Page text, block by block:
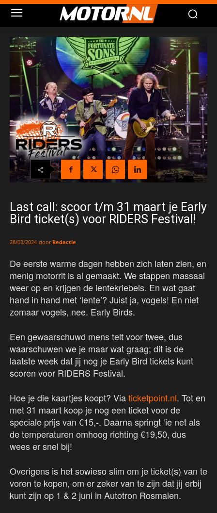
Last call: scoor t/m 31 maart je Early
Bird ticket(s) voor RIDERS Festival!
28/03/2024 door Redactie
De eerste warme dagen hebben zich laten zien, en
menig motorrit is al gemaakt. We stappen massaal
weer op en krijgen de lentekriebels. En wat gaat
hand in hand met ‘lente’? Juist ja, vogels! En niet
zomaar vogels, nee. Early Birds.
Een gewaarschuwd mens telt voor twee, dus
waarschuwen we je maar wat graag; dit is de
laatste week dat jij nog je Early Bird tickets kunt
scoren voor RIDERS Festival.
Hoe je die kaartjes koopt? Viaticketpoint.nl. Tot en
met 31 maart koop je nog een ticket voor de
speciale prijs van €15,-. Daarna springt ‘ie net als
de temperaturen omhoog richting €19,50, dus
wees er snel bij!
Overigens is het sowieso slim om je ticket(s) van te
voren te kopen, om er zeker van te zijn dat jij erbij
kunt zijn op 1 & 2 juni in Autotron Rosmalen.